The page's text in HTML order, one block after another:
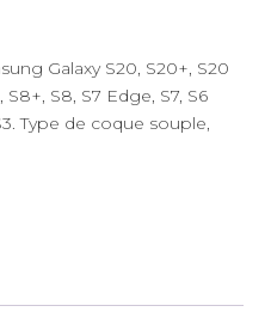
Galaxy S20, S20+, S20
S8+, S8, S7 Edge, S7, S6
Type de coque souple,